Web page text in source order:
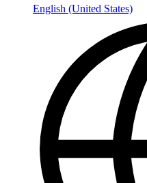
English (United States)